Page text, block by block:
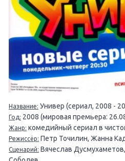
Название: Универ (сериал, 2008 -
Год: 2008 (мировая премьера:
Жанр: комедийный сериал в
Режиссёр: Петр Точилин, Жанна
Сценарий: Вячеслав